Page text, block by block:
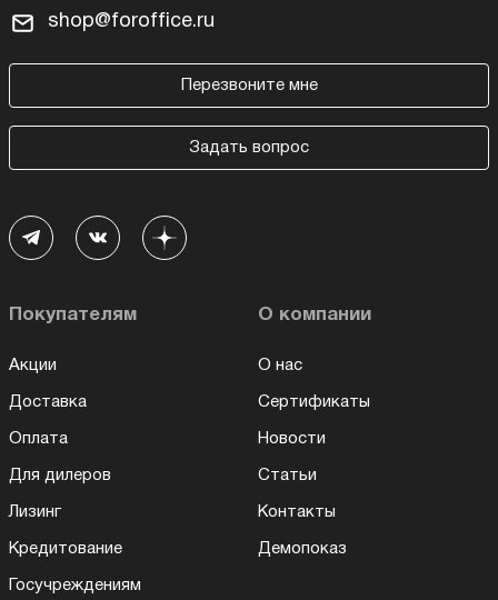
shop@foroffice.ru
Перезвоните мне
Задать вопрос
Покупателям
Акции
Доставка
Оплата
Для дилеров
Лизинг
Кредитование
Госучреждениям
О компании
О нас
Сертификаты
Новости
Статьи
Контакты
Демопоказ